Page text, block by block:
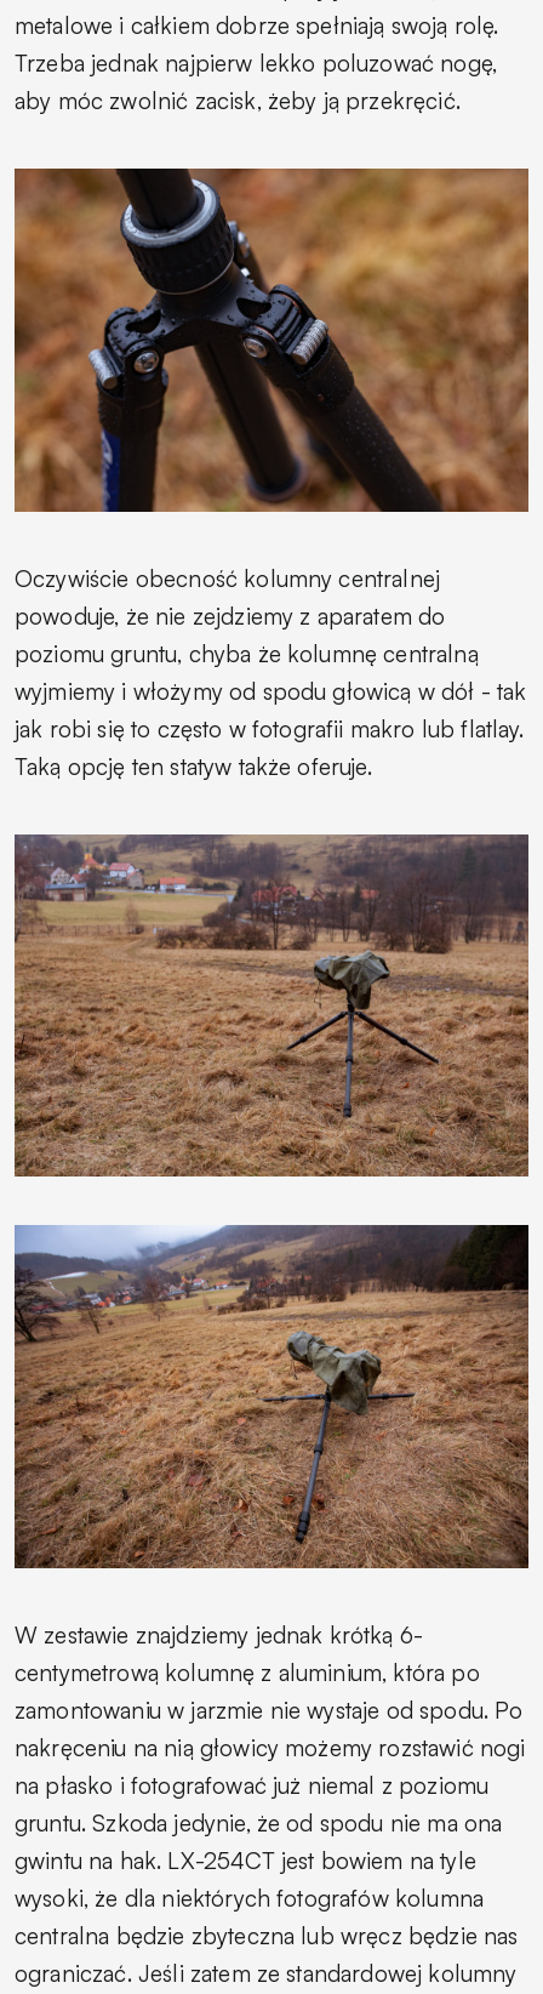
metalowe i całkiem dobrze spełniają swoją rolę.
Trzeba jednak najpierw lekko poluzować nogę,
aby móc zwolnić zacisk, żeby ją przekręcić.
Oczywiście obecność kolumny centralnej
powoduje, że nie zejdziemy z aparatem do
poziomu gruntu, chyba że kolumnę centralną
wyjmiemy i włożymy od spodu głowicą w dół - tak
jak robi się to często w fotografii makro lub flatlay.
Taką opcję ten statyw także oferuje.
W zestawie znajdziemy jednak krótką 6-
centymetrową kolumnę z aluminium, która po
zamontowaniu w jarzmie nie wystaje od spodu. Po
nakręceniu na nią głowicy możemy rozstawić nogi
na płasko i fotografować już niemal z poziomu
gruntu. Szkoda jedynie, że od spodu nie ma ona
gwintu na hak. LX-254CT jest bowiem na tyle
wysoki, że dla niektórych fotografów kolumna
centralna będzie zbyteczna lub wręcz będzie nas
ograniczać. Jeśli zatem ze standardowej kolumny